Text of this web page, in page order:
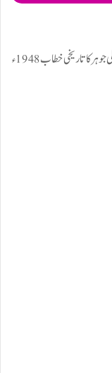
واقعات 1921ء کراچی میں منعقدہ خلافت کانفرنس میں محمد علی جوہر کا تاریخی خطاب 1948ء